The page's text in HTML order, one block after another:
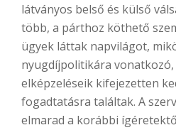
látványos belső és külső
több, a párthoz köthető
ügyek láttak napvilágot,
nyugdíjpolitikára
elképzeléseik kifejezetten
fogadtatásra találtak. A
elmarad a korábbi